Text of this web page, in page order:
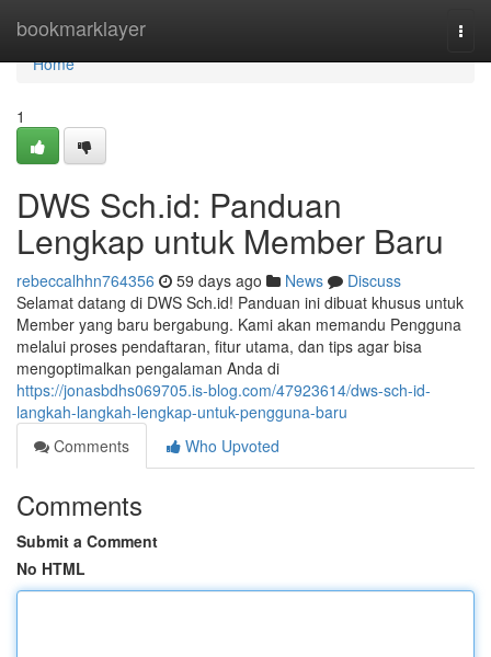
bookmarklayer
Home
Home
1
DWS Sch.id: Panduan
Lengkap untuk Member Baru
rebeccalhhn764356 59 days ago News
Discuss
Selamat datang di DWS Sch.id! Panduan ini dibuat khusus untuk
Member yang baru bergabung. Kami akan memandu Pengguna
melalui proses pendaftaran, fitur utama, dan tips agar bisa
mengoptimalkan pengalaman Anda di
https://jonasbdhs069705.is-blog.com/47923614/dws-sch-id-
langkah-langkah-lengkap-untuk-pengguna-baru
Comments
Who Upvoted
Comments
Submit a Comment
No HTML